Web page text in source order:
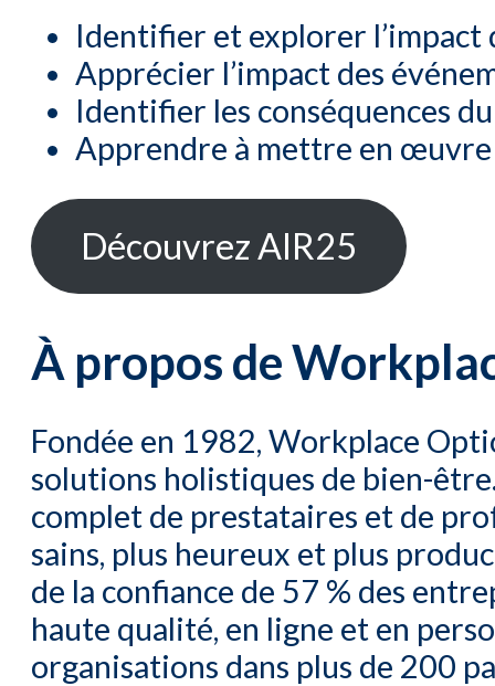
Identifier et explorer l’impact
Apprécier l’impact des
Identifier les conséquences
Apprendre à mettre en œuvre
Découvrez AIR25
À propos de
Fondée en 1982, Workplace
solutions holistiques de bien-
complet de prestataires et de
sains, plus heureux et plus
de la confiance de 57 % des
haute qualité, en ligne et en
organisations dans plus de 200